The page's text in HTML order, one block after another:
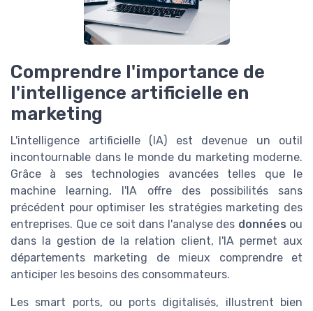
Comprendre l'importance de
l'intelligence artificielle en
marketing
L'intelligence artificielle (IA) est devenue un outil
incontournable dans le monde du marketing moderne.
Grâce à ses technologies avancées telles que le
machine learning, l'IA offre des possibilités sans
précédent pour optimiser les stratégies marketing des
entreprises. Que ce soit dans l'analyse des données ou
dans la gestion de la relation client, l'IA permet aux
départements marketing de mieux comprendre et
anticiper les besoins des consommateurs.
Les smart ports, ou ports digitalisés, illustrent bien